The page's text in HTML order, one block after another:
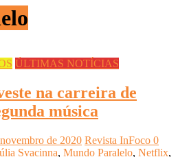
ÚLTIMAS NOTÍCIAS
na carreira de
música
de 2020 Revista InFoco 0
Svacinna, Mundo Paralelo, Netflix,